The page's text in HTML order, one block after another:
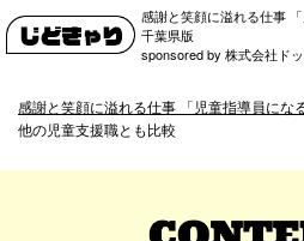
感謝と笑顔に溢れる仕事
千葉県版
sponsored by 株式会社ド
感謝と笑顔に溢れる仕事 「児童指導員にな
他の児童支援職とも比較